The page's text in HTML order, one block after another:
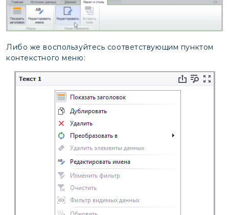
Либо же воспользуйтесь соответствующим пунктом
контекстного меню: